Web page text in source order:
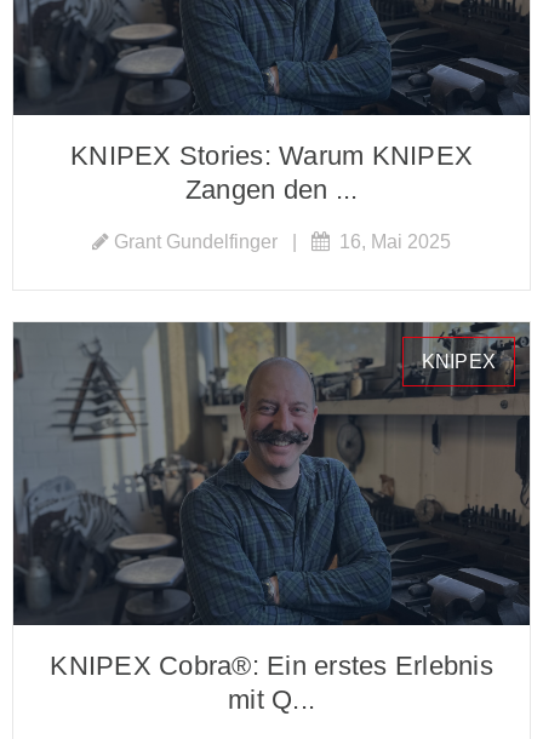
KNIPEX Stories: Warum KNIPEX
Zangen den ...
Grant Gundelfinger 16, Mai 2025
KNIPEX
KNIPEX Cobra®: Ein erstes Erlebnis
mit Q...